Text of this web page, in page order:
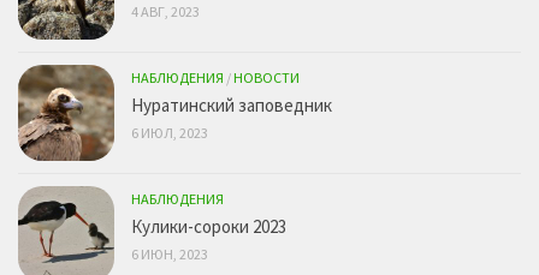
4 АВГ, 2023
НАБЛЮДЕНИЯ /НОВОСТИ
Нуратинский заповедник
6 ИЮЛ, 2023
НАБЛЮДЕНИЯ
Кулики-сороки 2023
6 ИЮН, 2023